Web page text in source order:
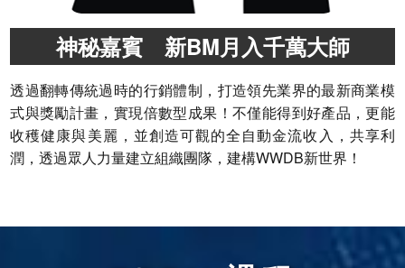
神秘嘉賓 新BM月入千萬大師
透過翻轉傳統過時的行銷體制，打造領先業界的最新商業模
式與獎勵計畫，實現倍數型成果！不僅能得到好產品，更能
收穫健康與美麗，並創造可觀的全自動金流收入，共享利
潤，透過眾人力量建立組織團隊，建構WWDB新世界！